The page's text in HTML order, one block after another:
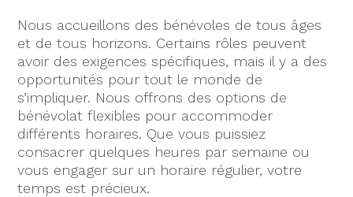
Nous accueillons des bénévoles de tous âges
et de tous horizons. Certains rôles peuvent
avoir des exigences spécifiques, mais il y a des
opportunités pour tout le monde de
s’impliquer. Nous offrons des options de
bénévolat flexibles pour accommoder
différents horaires. Que vous puissiez
consacrer quelques heures par semaine ou
vous engager sur un horaire régulier, votre
temps est précieux.